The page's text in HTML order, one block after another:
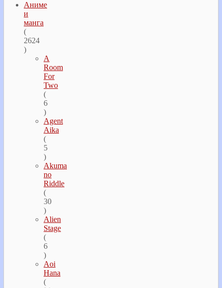
Аниме
и
манга
(
2624
)
A
Room
For
Two
(
6
)
Agent
Aika
(
5
)
Akuma
no
Riddle
(
30
)
Alien
Stage
(
6
)
Aoi
Hana
(